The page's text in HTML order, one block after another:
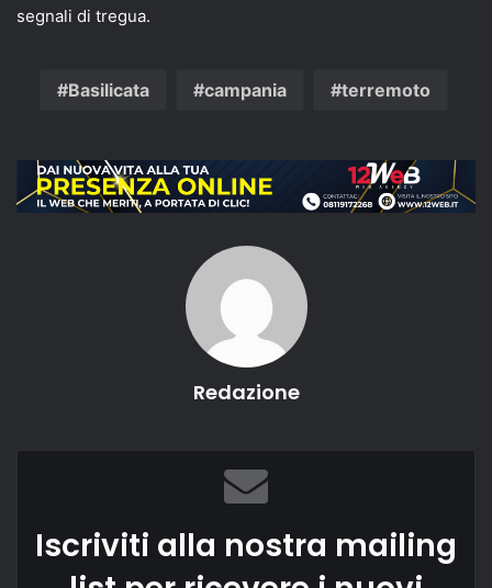
segnali di tregua.
Basilicata campania terremoto
Redazione
Iscriviti alla nostra mailing